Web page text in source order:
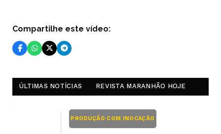
Compartilhe este vídeo:
ÚLTIMAS NOTÍCIAS REVISTA MARANHÃO HOJE
PRODUÇÃO COM INOCAÇÃO